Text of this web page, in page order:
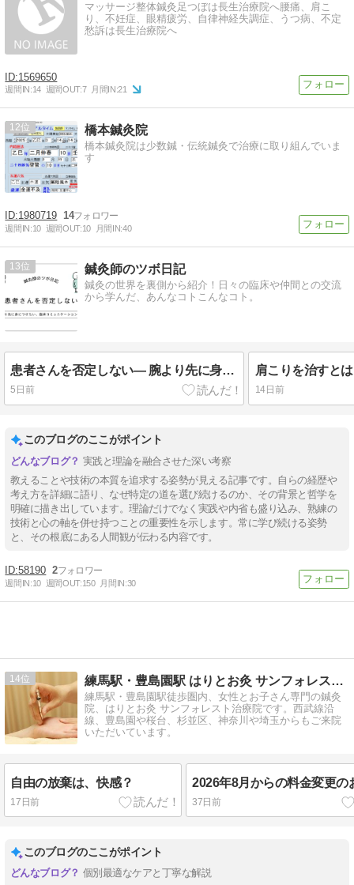
マッサージ整体鍼灸足つぼは長生治療院へ腰痛、肩こ
り、不妊症、眼精疲労、自律神経失調症、うつ病、不定
愁訴は長生治療院へ
1569650
週間IN:14 週間OUT:7 月間IN:21
12 橋本鍼灸院
橋本鍼灸院は少数鍼・伝統鍼灸で治療に取り組んでいま
す
1980719 14
週間IN:10 週間OUT:10 月間IN:40
13 鍼灸師のツボ日記
鍼灸の世界を裏側から紹介！日々の臨床や仲間との交流
から学んだ、あんなコトこんなコト。
患者さんを否定しない― 腕より先に身につけたい臨床コミュニケーションの原則
5日前
肩こりを治すと
14日前
このブログのここがポイント
実践と理論を融合させた深い考察
教えることや技術の本質を追求する姿勢が見える記事です。自らの経歴や
考え方を詳細に語り、なぜ特定の道を選び続けるのか、その背景と哲学を
明確に描き出しています。理論だけでなく実践や内省も盛り込み、熟練の
技術と心の軸を併せ持つことの重要性を示します。常に学び続ける姿勢
と、その根底にある人間観が伝わる内容です。
58190 2
週間IN:10 週間OUT:150 月間IN:30
14 練馬駅・豊島園駅 はりとお灸 サンフォレスト治療院ブログ
練馬駅・豊島園駅徒歩圏内、女性とお子さん専門の鍼灸
院、はりとお灸 サンフォレスト治療院です。西武線沿
線、豊島園や桜台、杉並区、神奈川や埼玉からもご来院
いただいています。
自由の放棄は、快感？
17日前
2026年8月からの料金変更の
37日前
このブログのここがポイント
個別最適なケアと丁寧な解説